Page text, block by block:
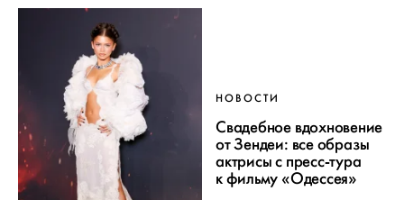
НОВОСТИ
Свадебное вдохновение
от Зендеи: все образы
актрисы с пресс-тура
к фильму «Одессея»